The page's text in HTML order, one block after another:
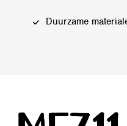
Duurzame